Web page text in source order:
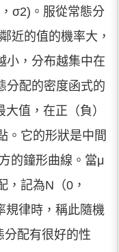
σ2)。服從常態分
近的值的機率大，
小，分布越集中在
分配的密度函式的
值，在正（負）
。它的形狀是中間
的鐘形曲線。當μ
，記為N（0，
規律時，稱此隨機
分配有很好的性